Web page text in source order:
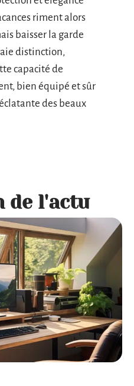
riment alors
baisser la garde
distinction,
capacité de
bien équipé et sûr
des beaux
de l'actu